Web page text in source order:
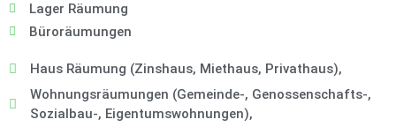
Lager Räumung
Büroräumungen
Haus Räumung (Zinshaus, Miethaus, Privathaus),
Wohnungsräumungen (Gemeinde-, Genossenschafts-,
Sozialbau-, Eigentumswohnungen),